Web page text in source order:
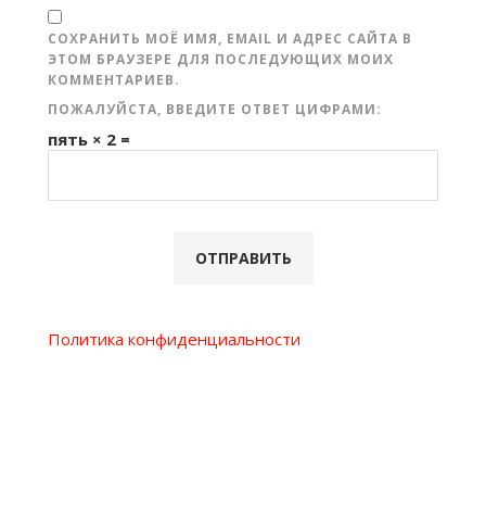
СОХРАНИТЬ МОЁ ИМЯ, EMAIL И АДРЕС САЙТА В
ЭТОМ БРАУЗЕРЕ ДЛЯ ПОСЛЕДУЮЩИХ МОИХ
КОММЕНТАРИЕВ.
ПОЖАЛУЙСТА, ВВЕДИТЕ ОТВЕТ ЦИФРАМИ:
пять × 2 =
Политика конфиденциальности